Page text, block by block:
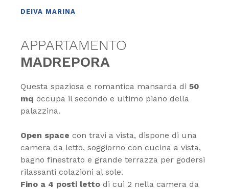
DEIVA MARINA
APPARTAMENTO
MADREPORA
Questa spaziosa e romantica mansarda di 50
mq occupa il secondo e ultimo piano della
palazzina.
Open space con travi a vista, dispone di una
camera da letto, soggiorno con cucina a vista,
bagno finestrato e grande terrazza per godersi
rilassanti colazioni al sole.
Fino a 4 posti letto di cui 2 nella camera da